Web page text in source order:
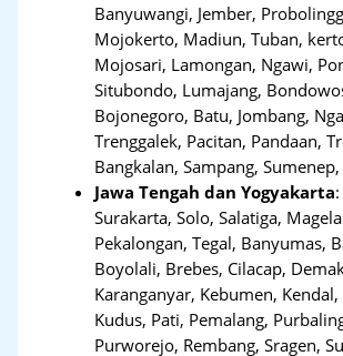
Banyuwangi, Jember,
Mojokerto, Madiun, Tuban,
Mojosari, Lamongan, Ngawi,
Situbondo, Lumajang,
Bojonegoro, Batu, Jombang,
Trenggalek, Pacitan, Pandaan,
Bangkalan, Sampang,
Jawa Tengah dan Yogyakarta
Surakarta, Solo, Salatiga,
Pekalongan, Tegal, Banyumas,
Boyolali, Brebes, Cilacap,
Karanganyar, Kebumen, Kendal,
Kudus, Pati, Pemalang,
Purworejo, Rembang, Sragen,